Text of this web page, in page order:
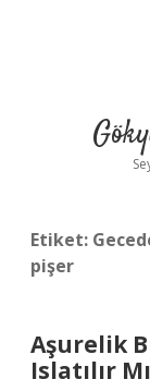
Etiket:
pişer
Aşurelik
Islatılır Mı